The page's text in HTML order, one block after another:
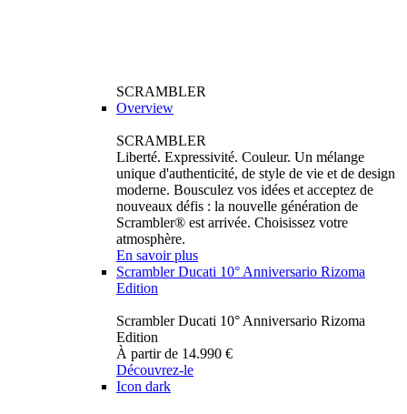
SCRAMBLER
Overview
SCRAMBLER
Liberté. Expressivité. Couleur. Un mélange
unique d'authenticité, de style de vie et de design
moderne. Bousculez vos idées et acceptez de
nouveaux défis : la nouvelle génération de
Scrambler® est arrivée. Choisissez votre
atmosphère.
En savoir plus
Scrambler Ducati 10° Anniversario Rizoma
Edition
Scrambler Ducati 10° Anniversario Rizoma
Edition
À partir de 14.990 €
Découvrez-le
Icon dark